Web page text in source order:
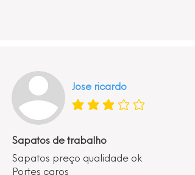
Jose ricardo
classificação média é 3 de 5
Sapatos de trabalho
Sapatos preço qualidade ok
Portes caros